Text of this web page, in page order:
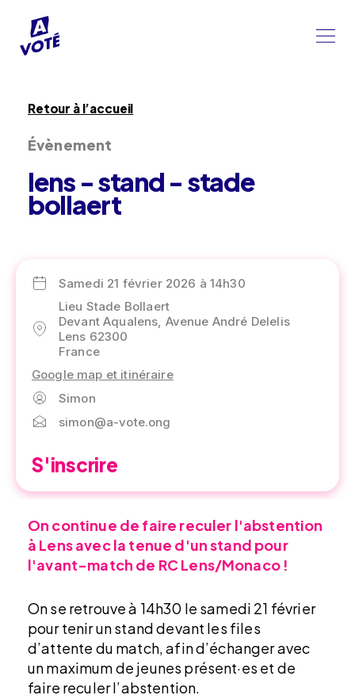
Retour à l’accueil
Évènement
lens - stand - stade
bollaert
Samedi 21 février 2026 à 14h30
Lieu Stade Bollaert
Devant Aqualens, Avenue André Delelis
Lens 62300
France
Google map et itinéraire
Simon
simon@a-vote.ong
S'inscrire
On continue de faire reculer l'abstention
à Lens avec la tenue d'un stand pour
l'avant-match de RC Lens/Monaco !
On se retrouve à 14h30 le samedi 21 février
pour tenir un stand devant les files
d’attente du match, afin d’échanger avec
un maximum de jeunes présent·es et de
faire reculer l’abstention.